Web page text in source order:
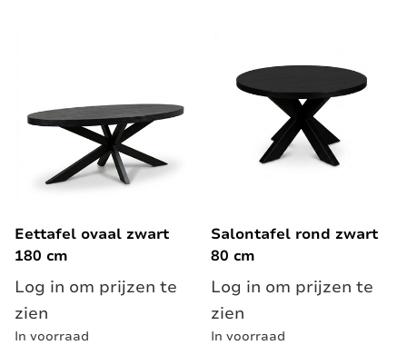
Eettafel ovaal zwart
180 cm
Log in om prijzen te
zien
In voorraad
Salontafel rond zwart
80 cm
Log in om prijzen te
zien
In voorraad